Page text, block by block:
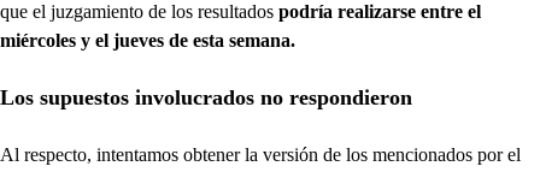
que el juzgamiento de los resultados podría realizarse entre el
miércoles y el jueves de esta semana.
Los supuestos involucrados no respondieron
Al respecto, intentamos obtener la versión de los mencionados por el